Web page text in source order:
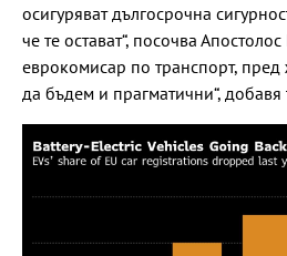
осигуряват дългосрочна
че те остават“, посочва
еврокомисар по транспорт, пред
да бъдем и прагматични“, добавя